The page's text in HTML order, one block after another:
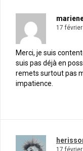
17
Merci, je suis
suis pas déjà en
remets surtout pas
impatience.
17